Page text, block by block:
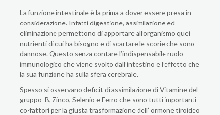
La funzione intestinale è la prima a dover essere presa in
considerazione. Infatti digestione, assimilazione ed
eliminazione permettono di apportare all’organismo quei
nutrienti di cui ha bisogno e di scartare le scorie che sono
dannose. Questo senza contare l’indispensabile ruolo
immunologico che viene svolto dall’intestino e l’effetto che
la sua funzione ha sulla sfera cerebrale.
Spesso si osservano deficit di assimilazione di Vitamine del
gruppo B, Zinco, Selenio e Ferro che sono tutti importanti
co-fattori per la giusta trasformazione dell’ ormone tiroideo